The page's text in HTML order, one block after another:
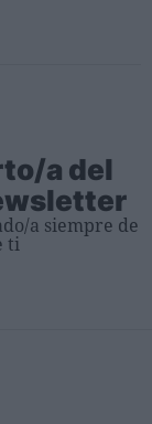
a del
a siempre de
ti